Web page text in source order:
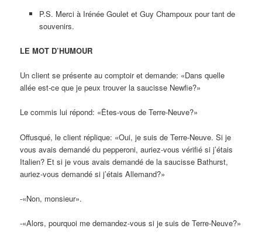
P.S. Merci à Irénée Goulet et Guy Champoux pour tant de
souvenirs.
LE MOT D’HUMOUR
Un client se présente au comptoir et demande: «Dans quelle
allée est-ce que je peux trouver la saucisse Newfie?»
Le commis lui répond: «Êtes-vous de Terre-Neuve?»
Offusqué, le client réplique: «Oui, je suis de Terre-Neuve. Si je
vous avais demandé du pepperoni, auriez-vous vérifié si j’étais
Italien? Et si je vous avais demandé de la saucisse Bathurst,
auriez-vous demandé si j’étais Allemand?»
-«Non, monsieur».
-«Alors, pourquoi me demandez-vous si je suis de Terre-Neuve?»